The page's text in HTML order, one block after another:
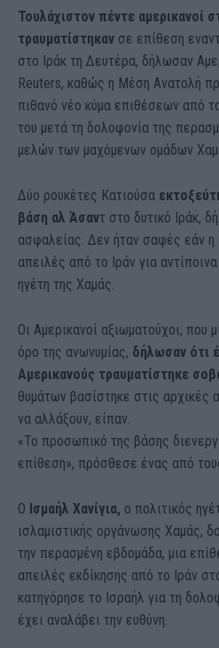
Τουλάχιστον πέντε αμερικανοί
τραυματίστηκαν σε επίθεση
στο Ιράκ τη Δευτέρα, δήλωσαν
Reuters, καθώς η Μέση Ανατολή
πιθανό νέο κύμα επιθέσεων από
του μετά τη δολοφονία της
μελών των μαχόμενων ομάδων
Δύο ρουκέτες Κατιούσα
βάση αλ Άσαντ στο δυτικό Ιράκ,
ασφαλείας. Δεν ήταν σαφές εάν η
απειλές από το Ιράν για
ηγέτη της Χαμάς.
Οι Αμερικανοί αξιωματούχοι, που
όρο της ανωνυμίας, δήλωσαν ότι
Αμερικανούς τραυματίστηκε
θυμάτων βασίστηκε στις
να αλλάξουν, είπαν.
«Το προσωπικό της βάσης
επίθεση», πρόσθεσε ένας από
Ο Iσμαήλ Χανίγια, ο πολιτικός
ισλαμιστικής οργάνωσης Χαμάς,
την περασμένη εβδομάδα, μια
απειλές εκδίκησης από το Ιράν
κατηγόρησε το Ισραήλ για τη
έχει αναλάβει την ευθύνη.